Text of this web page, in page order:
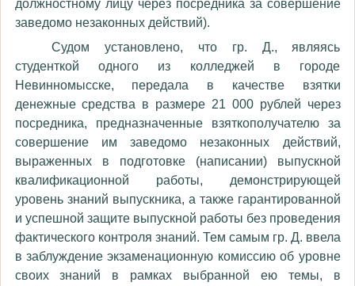
должностному лицу через посредника за совершение
заведомо незаконных действий).
Судом установлено, что гр. Д., являясь
студенткой одного из колледжей в городе
Невинномысске, передала в качестве взятки
денежные средства в размере 21 000 рублей через
посредника, предназначенные взяткополучателю за
совершение им заведомо незаконных действий,
выраженных в подготовке (написании) выпускной
квалификационной работы, демонстрирующей
уровень знаний выпускника, а также гарантированной
и успешной защите выпускной работы без проведения
фактического контроля знаний. Тем самым гр. Д. ввела
в заблуждение экзаменационную комиссию об уровне
своих знаний в рамках выбранной ею темы, в